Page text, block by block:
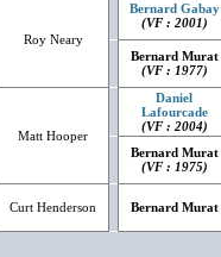
Roy Neary
Bernard Gabay
(VF : 2001)
Bernard Murat
(VF : 1977)
Matt Hooper
Daniel
Lafourcade
(VF : 2004)
Bernard Murat
(VF : 1975)
Curt Henderson Bernard Murat